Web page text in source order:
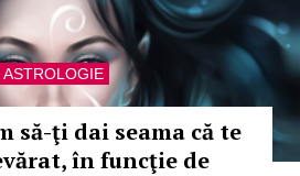
ASTROLOGIE
să-ţi dai seama că te
în funcţie de